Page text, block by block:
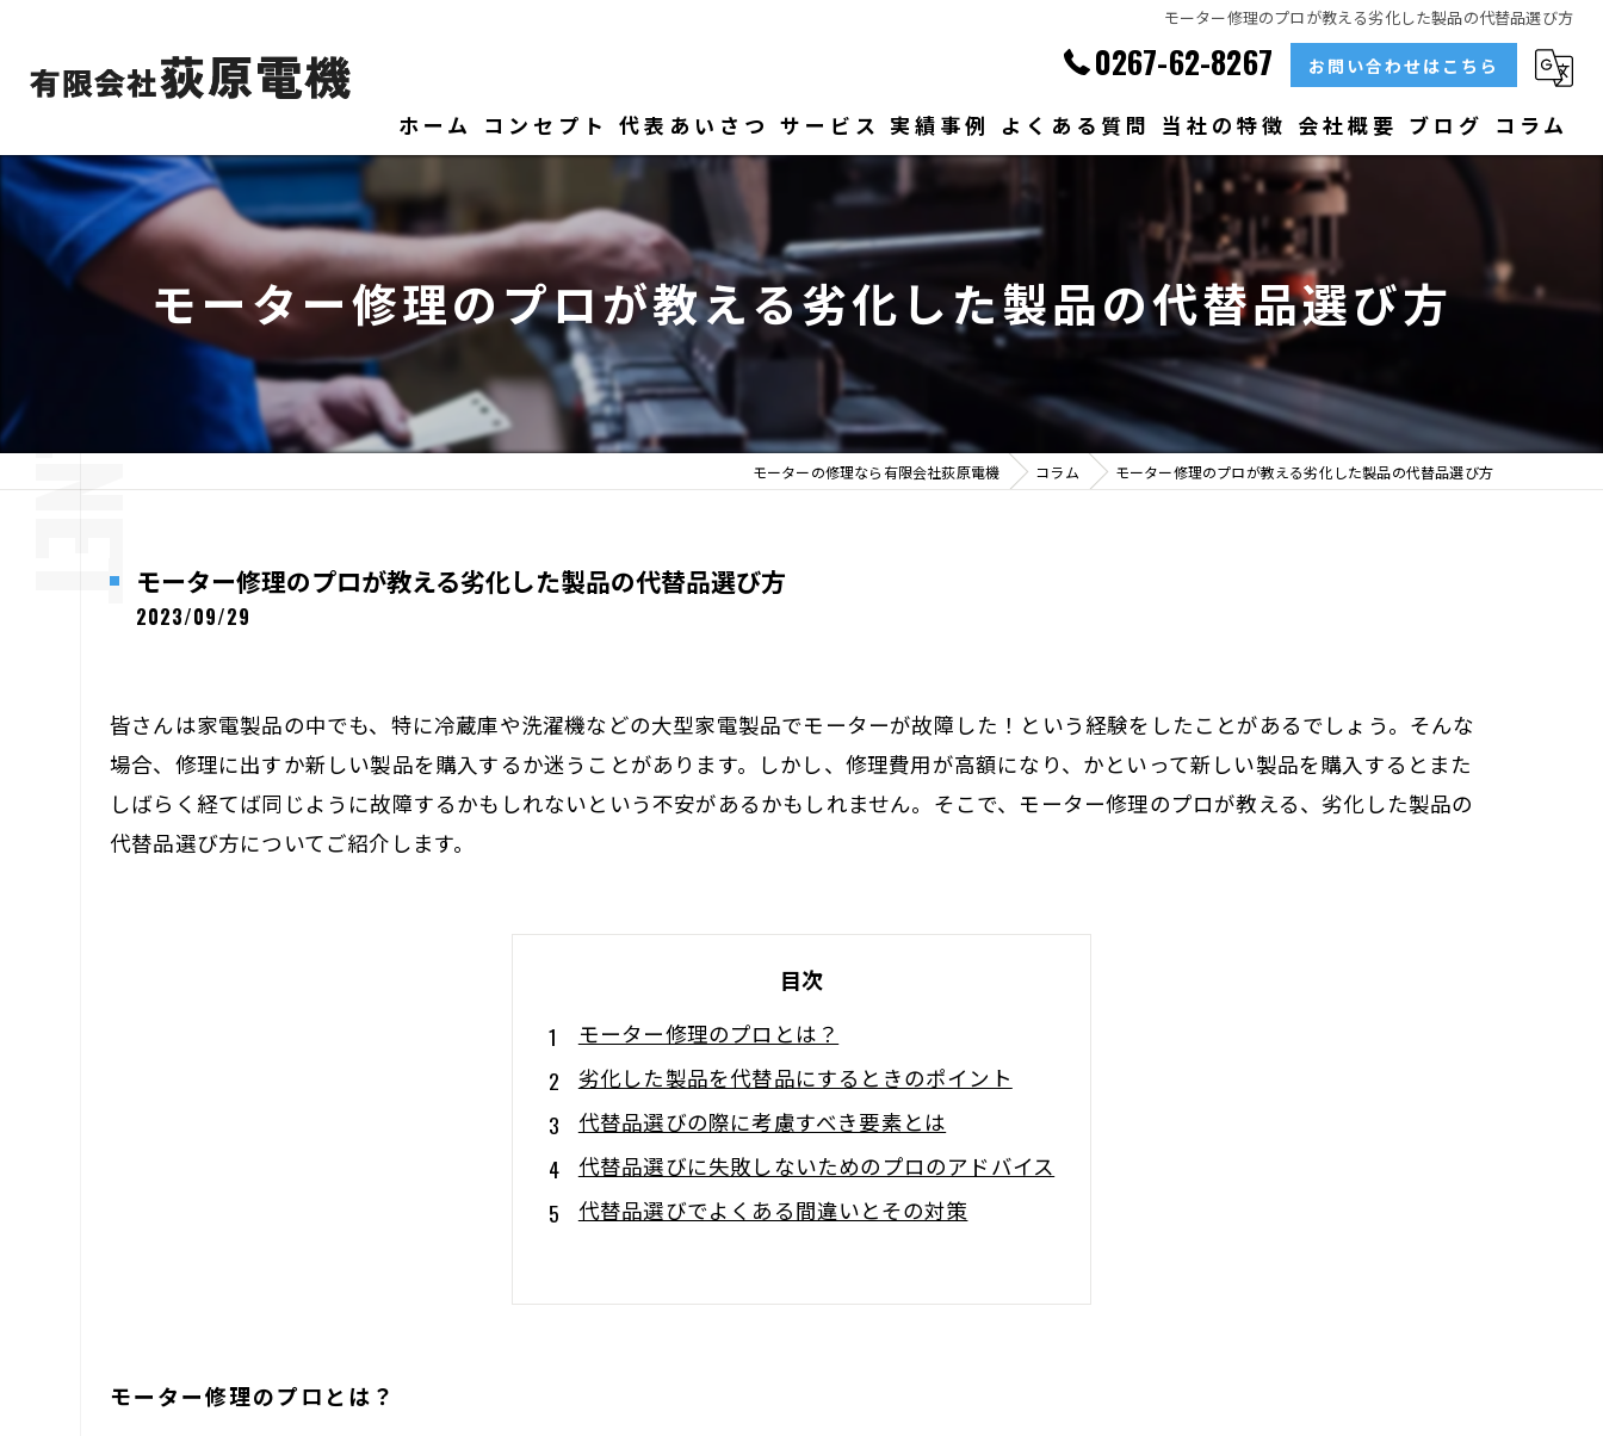
モーター修理のプロが教える劣化した製品の代替品選び方
0267-62-8267 お問い合わせはこちら
ホーム コンセプト 代表あいさつ サービス 実績事例 よくある質問 当社の特徴
ベアリング
大型
メンテナンス
販売
会社概要 ブログ コラム
モーター修理のプロが教える劣化した製品の代替品選び方
モーターの修理なら有限会社荻原電機 コラム モーター修理のプロが教える劣化した製品の代替品選び方
モーター修理のプロが教える劣化した製品の代替品選び方
2023/09/29
皆さんは家電製品の中でも、特に冷蔵庫や洗濯機などの大型家電製品でモーターが故障した！という経験をしたことがあるでしょう。そんな
場合、修理に出すか新しい製品を購入するか迷うことがあります。しかし、修理費用が高額になり、かといって新しい製品を購入するとまた
しばらく経てば同じように故障するかもしれないという不安があるかもしれません。そこで、モーター修理のプロが教える、劣化した製品の
代替品選び方についてご紹介します。
目次
モーター修理のプロとは？
劣化した製品を代替品にするときのポイント
代替品選びの際に考慮すべき要素とは
代替品選びに失敗しないためのプロのアドバイス
代替品選びでよくある間違いとその対策
モーター修理のプロとは？